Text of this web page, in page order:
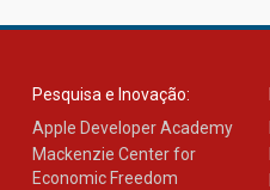
Pesquisa e Inovação:
Apple Developer Academy
Mackenzie Center for
Economic Freedom